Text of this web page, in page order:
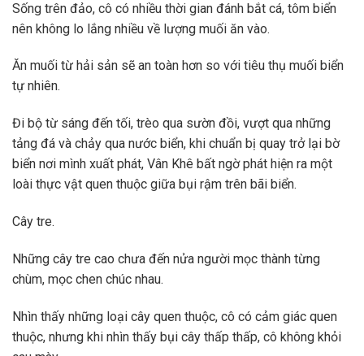
Sống trên đảo, cô có nhiều thời gian đánh bắt cá, tôm biển
nên không lo lắng nhiều về lượng muối ăn vào.
Ăn muối từ hải sản sẽ an toàn hơn so với tiêu thụ muối biển
tự nhiên.
Đi bộ từ sáng đến tối, trèo qua sườn đồi, vượt qua những
tảng đá và chảy qua nước biển, khi chuẩn bị quay trở lại bờ
biển nơi mình xuất phát, Vân Khê bất ngờ phát hiện ra một
loài thực vật quen thuộc giữa bụi rậm trên bãi biển.
Cây tre.
Những cây tre cao chưa đến nửa người mọc thành từng
chùm, mọc chen chúc nhau.
Nhìn thấy những loại cây quen thuộc, cô có cảm giác quen
thuộc, nhưng khi nhìn thấy bụi cây thấp thấp, cô không khỏi